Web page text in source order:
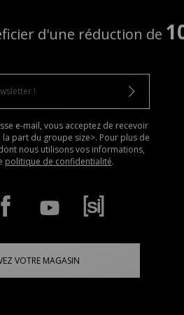
d'une réduction de
e-mail, vous acceptez de recevoir
part du groupe size>. Pour plus de
nous utilisons vos informations,
politique de confidentialité.
VOTRE MAGASIN